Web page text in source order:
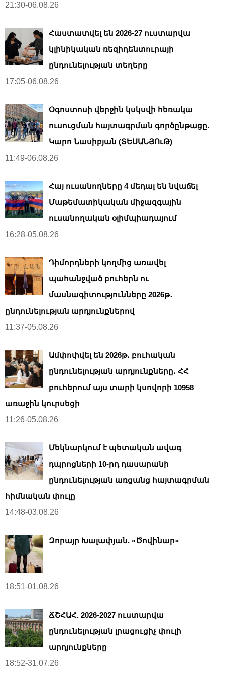
21:30-06.08.26
Հաստատվել են 2026-27 ուստարվա
կլինիկական ռեզիդենտուրայի
ընդունելության տեղերը
17:05-06.08.26
Օգոստոսի վերջին կսկսվի հեռակա
ուսուցման հայտագրման գործընթացը.
Կարո Նասիբյան (ՏԵՍԱՆՅՈւԹ)
11:49-06.08.26
Հայ ուսանողները 4 մեդալ են նվաճել
Մաթեմատիկական միջազգային
ուսանողական օլիմպիադայում
16:28-05.08.26
Դիմորդների կողմից առավել
պահանջված բուհերն ու
մասնագիտությունները 2026թ․
ընդունելության արդյունքներով
11:37-05.08.26
Ամփոփվել են 2026թ․ բուհական
ընդունելության արդյունքները․ ՀՀ
բուհերում այս տարի կսովորի 10958
առաջին կուրսեցի
11:26-05.08.26
Մեկնարկում է պետական ավագ
դպրոցների 10-րդ դասարանի
ընդունելության առցանց հայտագրման
հիմնական փուլը
14:48-03.08.26
Զորայր Խալափյան. «Ծովինար»
18:51-01.08.26
ՃՇՀԱՀ. 2026-2027 ուստարվա
ընդունելության լրացուցիչ փուլի
արդյունքները
18:52-31.07.26